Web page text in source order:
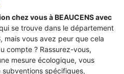
chez vous à BEAUCENS avec
se trouve dans le département
, mais vous avez peur que cela
compte ? Rassurez-vous,
mesure écologique, vous
subventions spécifiques,